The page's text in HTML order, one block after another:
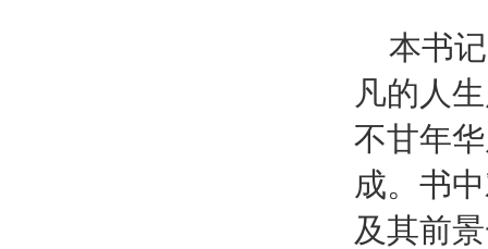
本书
凡的人
不甘年
成。书
及其前